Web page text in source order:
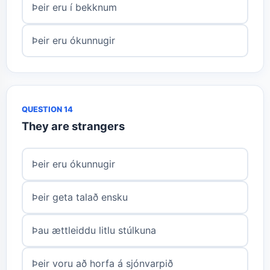
Þeir eru í bekknum
Þeir eru ókunnugir
QUESTION 14
They are strangers
Þeir eru ókunnugir
Þeir geta talað ensku
Þau ættleiddu litlu stúlkuna
Þeir voru að horfa á sjónvarpið